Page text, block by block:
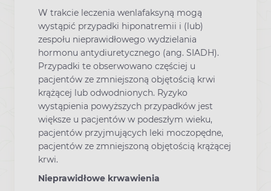
W trakcie leczenia wenlafaksyną mogą
wystąpić przypadki hiponatremii i (lub)
zespołu nieprawidłowego wydzielania
hormonu antydiuretycznego (ang. SIADH).
Przypadki te obserwowano częściej u
pacjentów ze zmniejszoną objętością krwi
krążącej lub odwodnionych. Ryzyko
wystąpienia powyższych przypadków jest
większe u pacjentów w podeszłym wieku,
pacjentów przyjmujących leki moczopędne,
pacjentów ze zmniejszoną objętością krążącej
krwi.
Nieprawidłowe krwawienia